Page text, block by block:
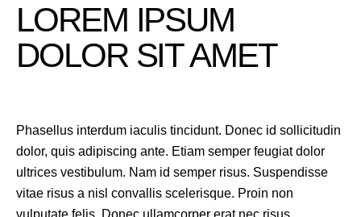
LOREM IPSUM
DOLOR SIT AMET
Phasellus interdum iaculis tincidunt. Donec id sollicitudin
dolor, quis adipiscing ante. Etiam semper feugiat dolor
ultrices vestibulum. Nam id semper risus. Suspendisse
vitae risus a nisl convallis scelerisque. Proin non
vulputate felis. Donec ullamcorper erat nec risus